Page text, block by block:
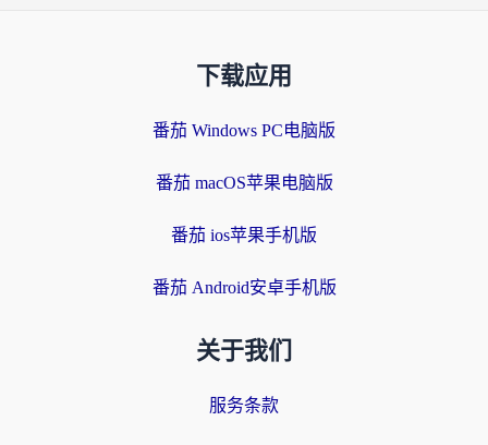
下载应用
番茄 Windows PC电脑版
番茄 macOS苹果电脑版
番茄 ios苹果手机版
番茄 Android安卓手机版
关于我们
服务条款